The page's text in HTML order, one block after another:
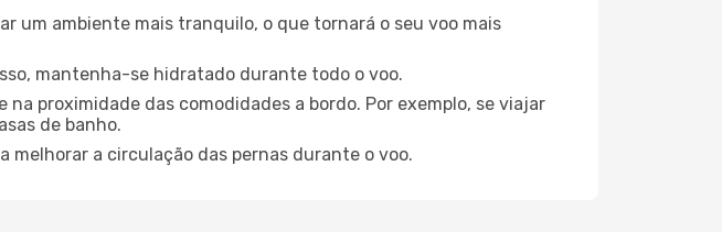
um ambiente mais tranquilo, o que tornará o seu voo mais
mantenha-se hidratado durante todo o voo.
na proximidade das comodidades a bordo. Por exemplo, se viajar
de banho.
melhorar a circulação das pernas durante o voo.